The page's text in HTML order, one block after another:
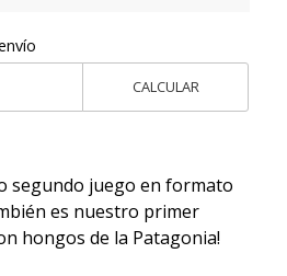
CALCULAR
segundo juego en formato
es nuestro primer
hongos de la Patagonia!